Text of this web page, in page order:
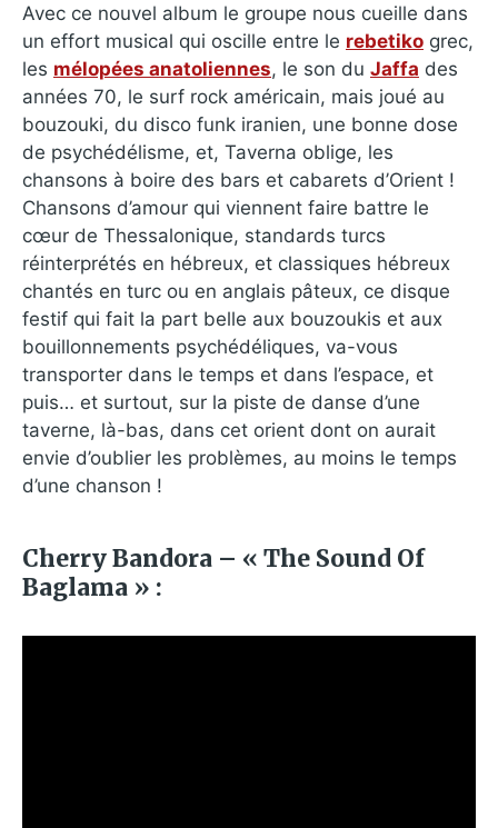
Avec ce nouvel album le groupe nous cueille dans
un effort musical qui oscille entre le rebetiko grec,
les mélopées anatoliennes, le son du Jaffa des
années 70, le surf rock américain, mais joué au
bouzouki, du disco funk iranien, une bonne dose
de psychédélisme, et, Taverna oblige, les
chansons à boire des bars et cabarets d’Orient !
Chansons d’amour qui viennent faire battre le
cœur de Thessalonique, standards turcs
réinterprétés en hébreux, et classiques hébreux
chantés en turc ou en anglais pâteux, ce disque
festif qui fait la part belle aux bouzoukis et aux
bouillonnements psychédéliques, va-vous
transporter dans le temps et dans l’espace, et
puis… et surtout, sur la piste de danse d’une
taverne, là-bas, dans cet orient dont on aurait
envie d’oublier les problèmes, au moins le temps
d’une chanson !
Cherry Bandora – « The Sound Of
Baglama » :